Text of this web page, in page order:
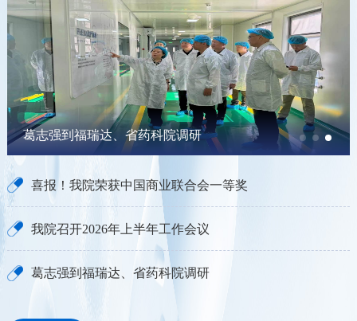
喜报！我院荣获中国商业联合会一等奖
喜报！我院荣获中国商业联合会一等奖
我院召开2026年上半年工作会议
葛志强到福瑞达、省药科院调研